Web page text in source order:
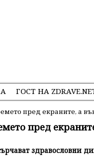
ГОСТ НА
пред екраните, а
пред
здравословни